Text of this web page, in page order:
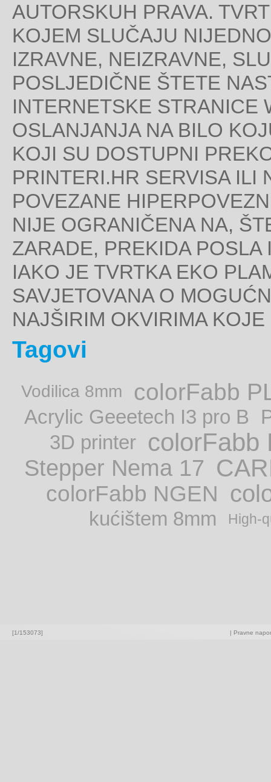
AUTORSKUH PRAVA.
KOJEM SLUČAJU
IZRAVNE, NEIZRAVNE,
POSLJEDIČNE ŠTETE
INTERNETSKE STRANICE
OSLANJANJA NA BILO
KOJI SU DOSTUPNI
PRINTERI.HR SERVISA ILI
POVEZANE
NIJE OGRANIČENA NA,
ZARADE, PREKIDA
IAKO JE TVRTKA EKO
SAVJETOVANA O
NAJŠIRIM OKVIRIMA
Tagovi
Vodilica 8mm colorFabb
Acrylic Geeetech I3 pro B
3D printer colorFabb
Stepper Nema 17
colorFabb NGEN
kućištem 8mm High-
| Pravne
[1/153073]